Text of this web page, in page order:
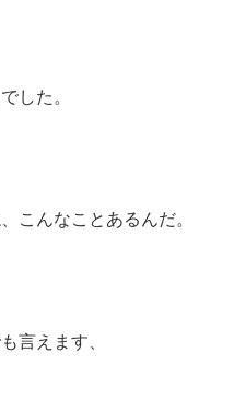
した。
こんなことあるんだ。
言えます、